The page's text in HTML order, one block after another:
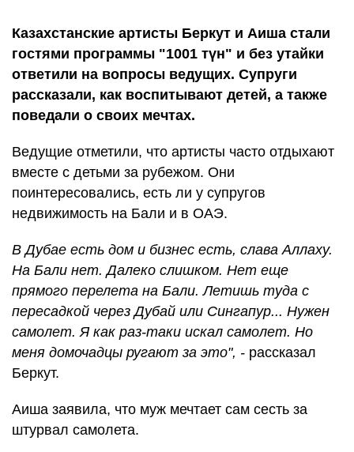
Казахстанские артисты Беркут и Аиша стали
гостями программы "1001 түн" и без утайки
ответили на вопросы ведущих. Супруги
рассказали, как воспитывают детей, а также
поведали о своих мечтах.
Ведущие отметили, что артисты часто отдыхают
вместе с детьми за рубежом. Они
поинтересовались, есть ли у супругов
недвижимость на Бали и в ОАЭ.
В Дубае есть дом и бизнес есть, слава Аллаху.
На Бали нет. Далеко слишком. Нет еще
прямого перелета на Бали. Летишь туда с
пересадкой через Дубай или Сингапур... Нужен
самолет. Я как раз-таки искал самолет. Но
меня домочадцы ругают за это", - рассказал
Беркут.
Аиша заявила, что муж мечтает сам сесть за
штурвал самолета.